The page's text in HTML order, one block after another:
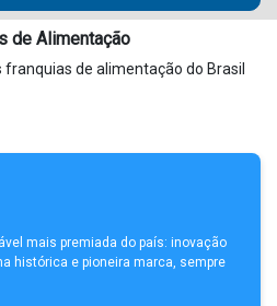
de Alimentação
de alimentação do Brasil
mais premiada do país: inovação
histórica e pioneira marca, sempre